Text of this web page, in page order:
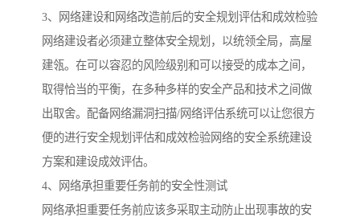
3、网络建设和网络改造前后的安全规划评估和成效检验
网络建设者必须建立整体安全规划，以统领全局，高屋
建瓴。在可以容忍的风险级别和可以接受的成本之间，
取得恰当的平衡，在多种多样的安全产品和技术之间做
出取舍。配备网络漏洞扫描/网络评估系统可以让您很方
便的进行安全规划评估和成效检验网络的安全系统建设
方案和建设成效评估。
4、网络承担重要任务前的安全性测试
网络承担重要任务前应该多采取主动防止出现事故的安